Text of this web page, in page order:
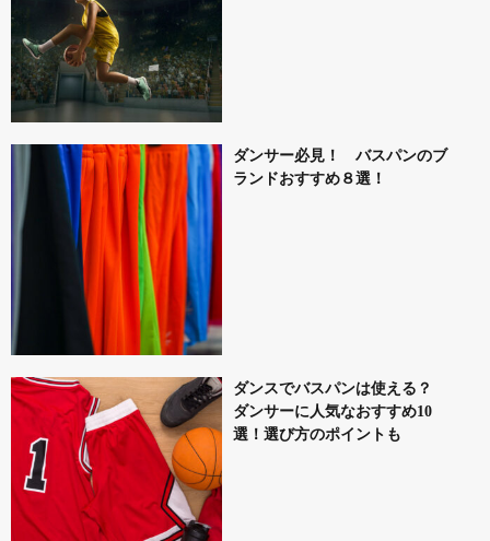
ダンサー必見！ バスパンのブ
ランドおすすめ８選！
ダンスでバスパンは使える？
ダンサーに人気なおすすめ10
選！選び方のポイントも